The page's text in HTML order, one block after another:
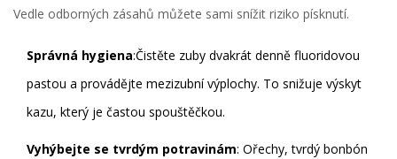
Vedle odborných zásahů můžete sami snížit riziko písknutí.
Správná hygiena:Čistěte zuby dvakrát denně fluoridovou
pastou a provádějte mezizubní výplochy. To snižuje výskyt
kazu, který je častou spouštěčkou.
Vyhýbejte se tvrdým potravinám: Ořechy, tvrdý bonbón